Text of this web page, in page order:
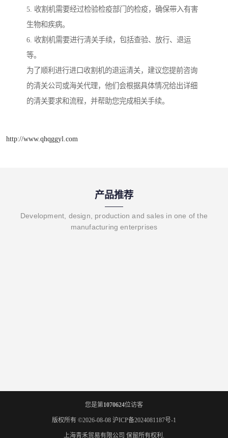
5. 收割机需要经过检验检疫部门的检疫，确保带入有害
生物和疾病。
6. 收割机需要进行清关手续，包括查验、放行、退运
等。
为了顺利进行进口收割机的退运清关，建议您提前咨询
的清关公司或海关代理，他们会根据具体情况给出详细
的清关要求和流程，并帮助您完成相关手续。
http://www.qhqggyl.com
产品推荐
Development, design, production and sales in one of the
manufacturing enterprises
您是第1070624位访客
版权所有 ©2026-08-08 沪ICP备2024081187号-1
上海青禾贸易有限公司 保留所有权利.